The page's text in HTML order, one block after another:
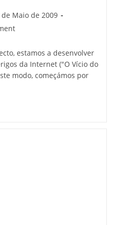
de Maio de 2009
estamos a desenvolver
da Internet ("O Vício do
modo, começámos por